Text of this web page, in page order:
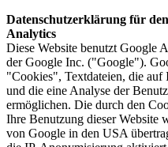
Datenschutzerklärung für
Analytics
Diese Website benutzt Google
der Google Inc. ("Google").
"Cookies", Textdateien, die auf
und die eine Analyse der
ermöglichen. Die durch den
Ihre Benutzung dieser Website
von Google in den USA